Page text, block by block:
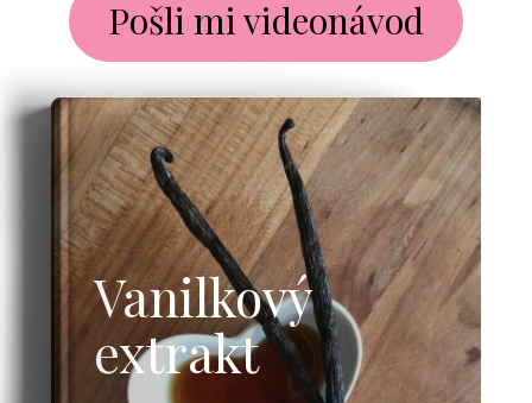
Pošli mi videonávod
Vanilkový
extrakt